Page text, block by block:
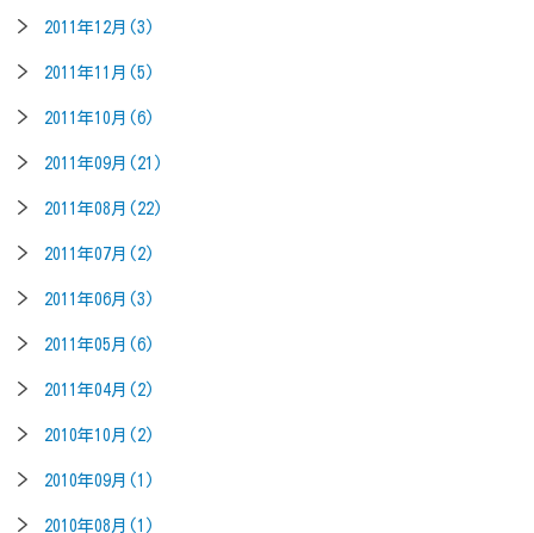
2011年12月(3)
2011年11月(5)
2011年10月(6)
2011年09月(21)
2011年08月(22)
2011年07月(2)
2011年06月(3)
2011年05月(6)
2011年04月(2)
2010年10月(2)
2010年09月(1)
2010年08月(1)